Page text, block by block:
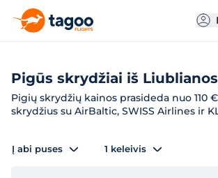
Pigūs skrydžiai iš
Pigių skrydžių kainos prasideda nuo 110
skrydžius su AirBaltic, SWISS Airlines ir
Į abi puses 1 keleivis